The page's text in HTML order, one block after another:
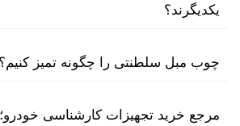
یکدیگرند؟
چوب مبل سلطنتی را چگونه تمیز کنیم؟
مرجع خرید تجهیزات کارشناسی خودرو؛